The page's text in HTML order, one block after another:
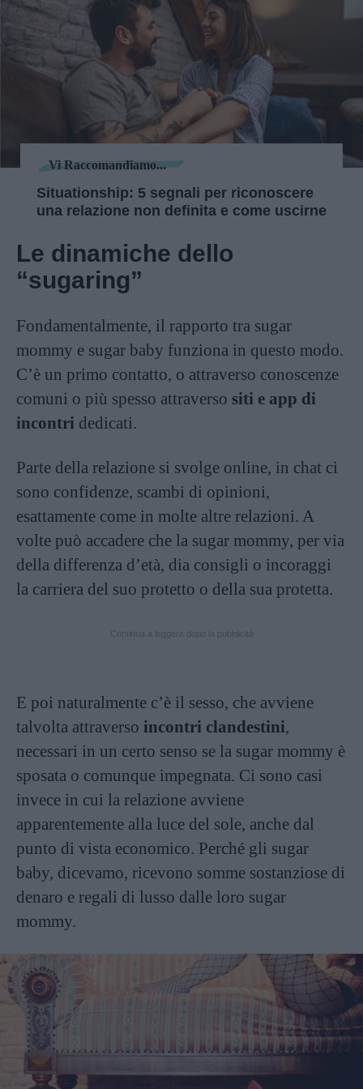
Vi Raccomandiamo...
Situationship: 5 segnali per riconoscere
una relazione non definita e come uscirne
Le dinamiche dello
“sugaring”
Fondamentalmente, il rapporto tra sugar
mommy e sugar baby funziona in questo modo.
C’è un primo contatto, o attraverso conoscenze
comuni o più spesso attraverso siti e app di
incontri dedicati.
Parte della relazione si svolge online, in chat ci
sono confidenze, scambi di opinioni,
esattamente come in molte altre relazioni. A
volte può accadere che la sugar mommy, per via
della differenza d’età, dia consigli o incoraggi
la carriera del suo protetto o della sua protetta.
E poi naturalmente c’è il sesso, che avviene
talvolta attraverso incontri clandestini,
necessari in un certo senso se la sugar mommy è
sposata o comunque impegnata. Ci sono casi
invece in cui la relazione avviene
apparentemente alla luce del sole, anche dal
punto di vista economico. Perché gli sugar
baby, dicevamo, ricevono somme sostanziose di
denaro e regali di lusso dalle loro sugar
mommy.